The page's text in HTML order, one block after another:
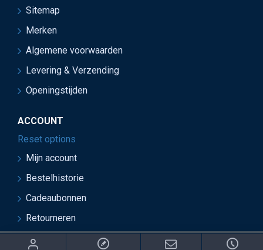
Sitemap
Merken
Algemene voorwaarden
Levering & Verzending
Openingstijden
ACCOUNT
Reset options
Mijn account
Bestelhistorie
Cadeaubonnen
Retourneren